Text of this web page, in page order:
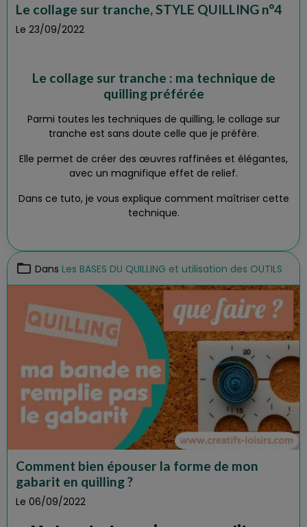
Le collage sur tranche, STYLE QUILLING n°4
Le 23/09/2022
Le collage sur tranche : ma technique de
quilling préférée
Parmi toutes les techniques de quilling, le collage sur
tranche est sans doute celle que je préfère.
Elle permet de créer des œuvres raffinées et élégantes,
avec un magnifique effet de relief.
Dans ce tuto, je vous explique comment maîtriser cette
technique.
Dans Les BASES DU QUILLING et utilisation des OUTILS
Comment bien épouser la forme de mon
gabarit en quilling ?
Le 06/09/2022